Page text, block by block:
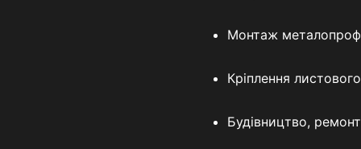
Монтаж
Кріплення
Будівництво,